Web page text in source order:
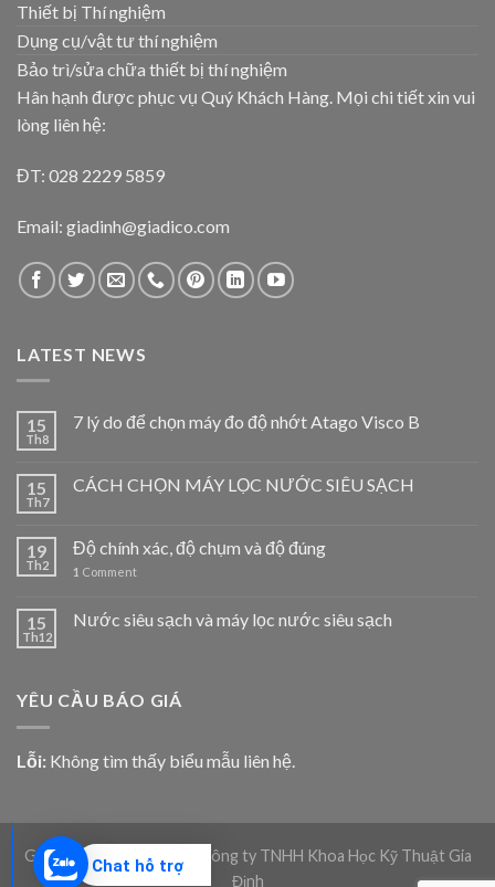
Chat hỗ trợ
Thiết bị Thí nghiệm
Dụng cụ/vật tư thí nghiệm
Bảo trì/sửa chữa thiết bị thí nghiệm
Hân hạnh được phục vụ Quý Khách Hàng. Mọi chi tiết xin vui
lòng liên hệ:
ĐT: 028 2229 5859
Email: giadinh@giadico.com
LATEST NEWS
15
Th8
7 lý do để chọn máy đo độ nhớt Atago Visco B
15
Th7
CÁCH CHỌN MÁY LỌC NƯỚC SIÊU SẠCH
19
Th2
Độ chính xác, độ chụm và độ đúng
1 Comment
15
Th12
Nước siêu sạch và máy lọc nước siêu sạch
YÊU CẦU BÁO GIÁ
Lỗi: Không tìm thấy biểu mẫu liên hệ.
Giadico.com | Bản quyền Công ty TNHH Khoa Học Kỹ Thuật Gia
Định